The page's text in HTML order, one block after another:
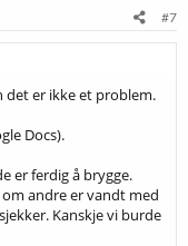
#7
det er ikke et problem.
Docs).
er ferdig å brygge.
andre er vandt med
Kanskje vi burde